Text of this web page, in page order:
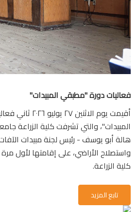
فعاليات دورة "مطبقي المبيدات"
أقيمت يوم
المبيدات"، والتي تشرفت كلية الزراعة
هالة أبو يوسف - رئيس لجنة مبيدات الآفات
واستصلاح الأراضي، على إقامتها لأول
كلية الزراعة.
تابع المزيد